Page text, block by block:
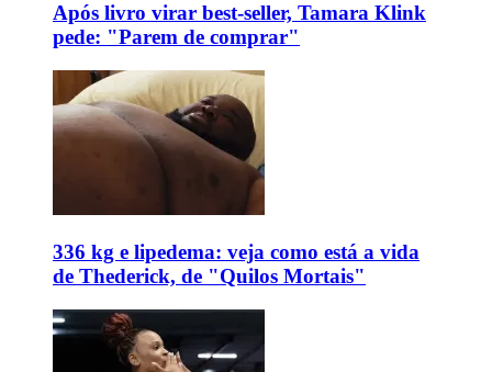
Após livro virar best-seller, Tamara Klink
pede: "Parem de comprar"
336 kg e lipedema: veja como está a vida
de Thederick, de "Quilos Mortais"